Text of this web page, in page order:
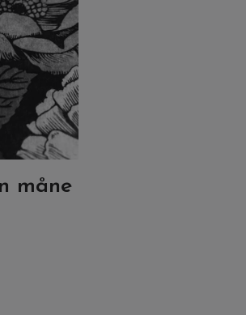
måne